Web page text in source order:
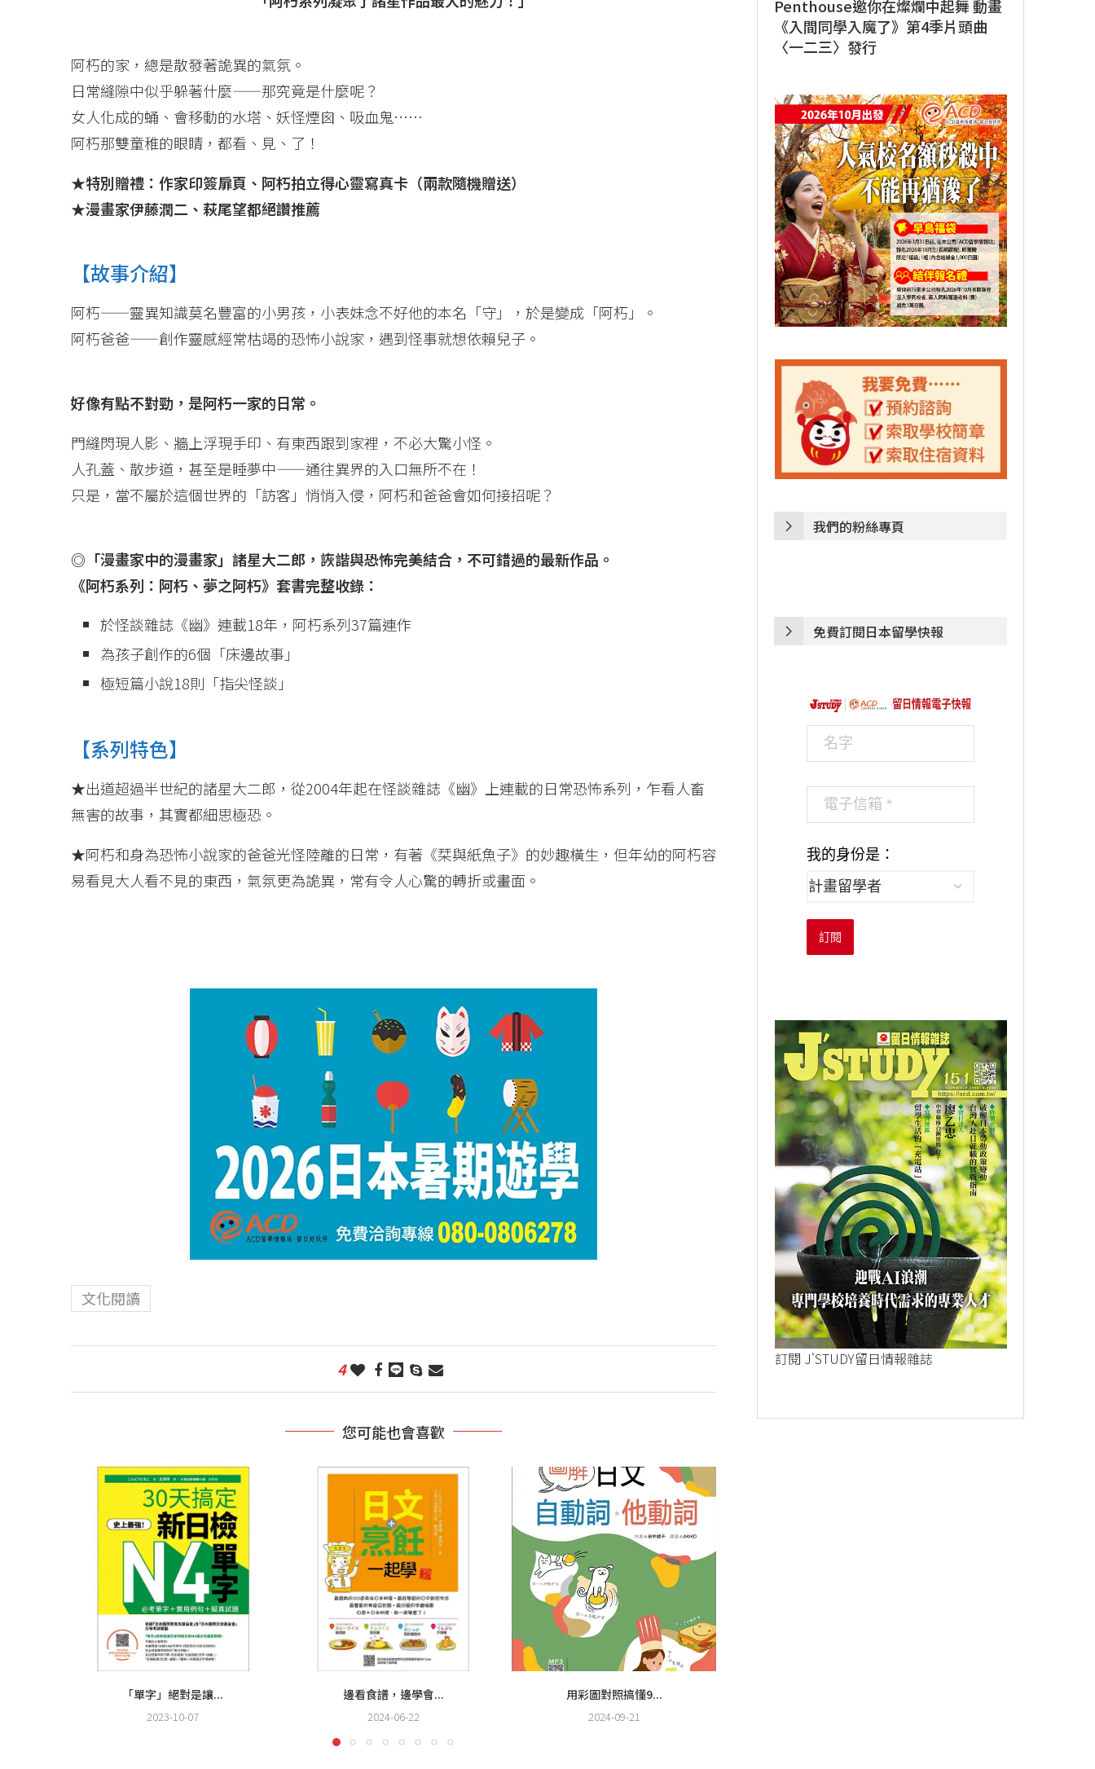
阿朽的家，總是散發著詭異的氣氛。
日常縫隙中似乎躲著什麼——那究竟是什麼呢？
女人化成的蛹、會移動的水塔、妖怪煙囪、吸血鬼……
阿朽那雙童稚的眼睛，都看、見、了！
★特別贈禮：作家印簽扉頁、阿朽拍立得心靈寫真卡（兩款隨機贈送）
★漫畫家伊藤潤二、萩尾望都絕讚推薦
【故事介紹】
阿朽——靈異知識莫名豐富的小男孩，小表妹念不好他的本名「守」，於是變成「阿朽」。
阿朽爸爸——創作靈感經常枯竭的恐怖小說家，遇到怪事就想依賴兒子。
好像有點不對勁，是阿朽一家的日常。
門縫閃現人影、牆上浮現手印、有東西跟到家裡，不必大驚小怪。
人孔蓋、散步道，甚至是睡夢中——通往異界的入口無所不在！
只是，當不屬於這個世界的「訪客」悄悄入侵，阿朽和爸爸會如何接招呢？
◎「漫畫家中的漫畫家」諸星大二郎，詼諧與恐怖完美結合，不可錯過的最新作品。
《阿朽系列：阿朽、夢之阿朽》套書完整收錄：
於怪談雜誌《幽》連載18年，阿朽系列37篇連作
為孩子創作的6個「床邊故事」
極短篇小說18則「指尖怪談」
【系列特色】
★出道超過半世紀的諸星大二郎，從2004年起在怪談雜誌《幽》上連載的日常恐怖系列，乍看人畜
無害的故事，其實都細思極恐。
★阿朽和身為恐怖小說家的爸爸光怪陸離的日常，有著《栞與紙魚子》的妙趣橫生，但年幼的阿朽容
易看見大人看不見的東西，氣氛更為詭異，常有令人心驚的轉折或畫面。
文化閱讀
4
您可能也會喜歡
「單字」絕對是讓...
2023-10-07
邊看食譜，邊學會...
2024-06-22
用彩圖對照搞懂9...
2024-09-21
Penthouse邀你在燦爛中起舞 動畫
《入間同學入魔了》第4季片頭曲
〈一二三〉發行
我們的粉絲專頁
免費訂閱日本留學快報
我的身份是：
訂閱
訂閱 J'STUDY留日情報雜誌